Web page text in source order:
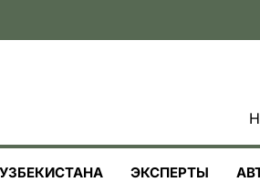
ЭКСПЕРТЫ